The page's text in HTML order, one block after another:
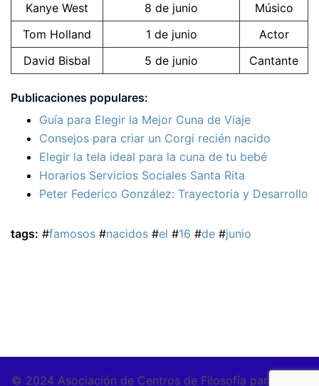
Kanye West
8 de junio
Músico
Tom Holland
1 de junio
Actor
David Bisbal
5 de junio Cantante
Publicaciones populares:
Guía para Elegir la Mejor Cuna de Viaje
Consejos para criar un Corgi recién nacido
Elegir la tela ideal para la cuna de tu bebé
Horarios Servicios Sociales Santa Rita
Peter Federico González: Trayectoria y Desarrollo
tags: #famosos #nacidos #el #16 #de #junio
© 2024 Asociación de Centros de Filosofía para Niños